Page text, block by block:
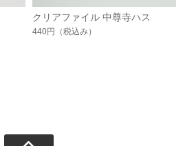
クリアファイル 中尊寺ハス
440円 （税込み）